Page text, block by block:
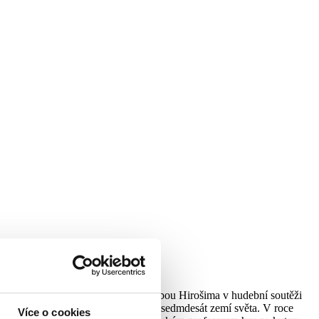
Více o cookies
Už za studií zvítězil se skladbou Hirošima v hudební soutěži
té doby projel s kytarou více než sedmdesát zemí světa. V roce